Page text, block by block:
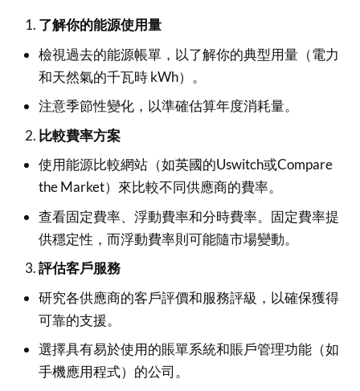
了解你的能源使用量
檢視過去的能源帳單，以了解你的典型用量（電力
和天然氣的千瓦時 kWh）。
注意季節性變化，以準確估算年度消耗量。
比較費率方案
使用能源比較網站（如英國的Uswitch或Compare
the Market）來比較不同供應商的費率。
查看固定費率、浮動費率和分時費率。固定費率提
供穩定性，而浮動費率則可能隨市場變動。
評估客戶服務
研究各供應商的客戶評價和服務評級，以確保獲得
可靠的支援。
選擇具有易於使用的賬單系統和賬戶管理功能（如
手機應用程式）的公司。